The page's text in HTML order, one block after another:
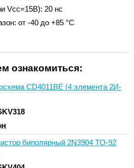
Vcc=15В): 20 нс
от -40 до +85 °С
ознакомиться:
CD4011BE (4 элемента 2И-
биполярный 2N3904 TO-92